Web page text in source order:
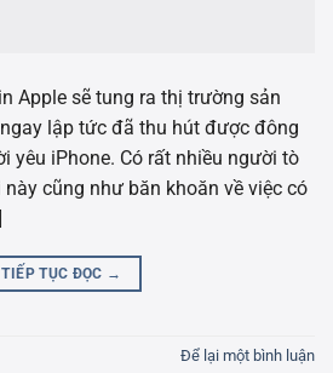
Apple sẽ tung ra thị trường sản
lập tức đã thu hút được đông
yêu iPhone. Có rất nhiều người tò
cũng như băn khoăn về việc có
TIẾP TỤC ĐỌC →
Để lại một bình luận